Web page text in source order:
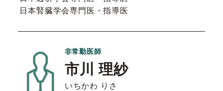
日本腎臓学会専門医・指導医
非常勤医師
市川 理紗
いちかわ りさ